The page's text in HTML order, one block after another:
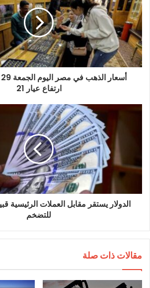
ك
ت
ر
و
ن
ي
ارتفاع عيار 21
الدولار يستقر مقابل العملات
للتضخم
مقالات ذات صلة